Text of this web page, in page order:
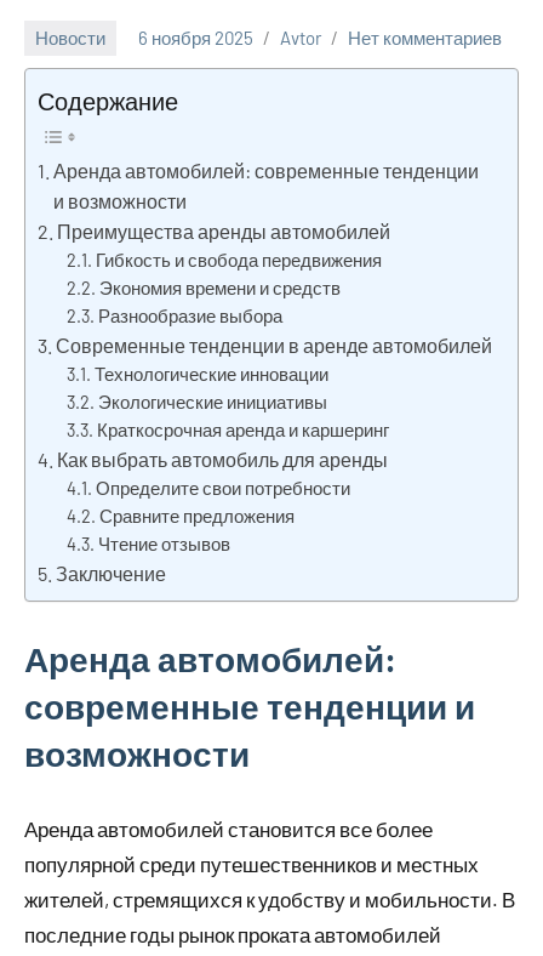
Новости 6 ноября 2025 Avtor Нет комментариев
Содержание
Аренда автомобилей: современные тенденции
и возможности
Преимущества аренды автомобилей
Гибкость и свобода передвижения
Экономия времени и средств
Разнообразие выбора
Современные тенденции в аренде автомобилей
Технологические инновации
Экологические инициативы
Краткосрочная аренда и каршеринг
Как выбрать автомобиль для аренды
Определите свои потребности
Сравните предложения
Чтение отзывов
Заключение
Аренда автомобилей:
современные тенденции и
возможности
Аренда автомобилей становится все более
популярной среди путешественников и местных
жителей, стремящихся к удобству и мобильности. В
последние годы рынок проката автомобилей